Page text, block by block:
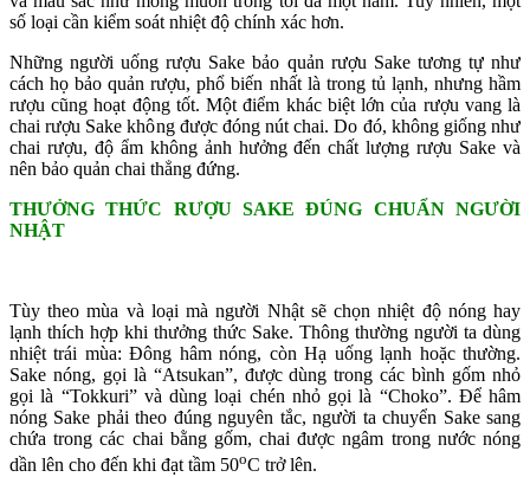
số loại cần kiểm soát nhiệt độ chính xác hơn.
Những người uống rượu Sake bảo quản rượu Sake tương tự như
cách họ bảo quản rượu, phổ biến nhất là trong tủ lạnh, nhưng hầm
rượu cũng hoạt động tốt. Một điểm khác biệt lớn của rượu vang là
chai rượu Sake không được đóng nút chai. Do đó, không giống như
chai rượu, độ ẩm không ảnh hưởng đến chất lượng rượu Sake và
nên bảo quản chai thẳng đứng.
THƯỞNG THỨC RƯỢU SAKE ĐÚNG CHUẨN NGƯỜI
NHẬT
Tùy theo mùa và loại mà người Nhật sẽ chọn nhiệt độ nóng hay
lạnh thích hợp khi thưởng thức Sake. Thông thường người ta dùng
nhiệt trái mùa: Đông hâm nóng, còn Hạ uống lạnh hoặc thường.
Sake nóng, gọi là “Atsukan”, được dùng trong các bình gốm nhỏ
gọi là “Tokkuri” và dùng loại chén nhỏ gọi là “Choko”. Để hâm
nóng Sake phải theo đúng nguyên tắc, người ta chuyển Sake sang
chứa trong các chai bằng gốm, chai được ngâm trong nước nóng
dần lên cho đến khi đạt tầm 50oC trở lên.